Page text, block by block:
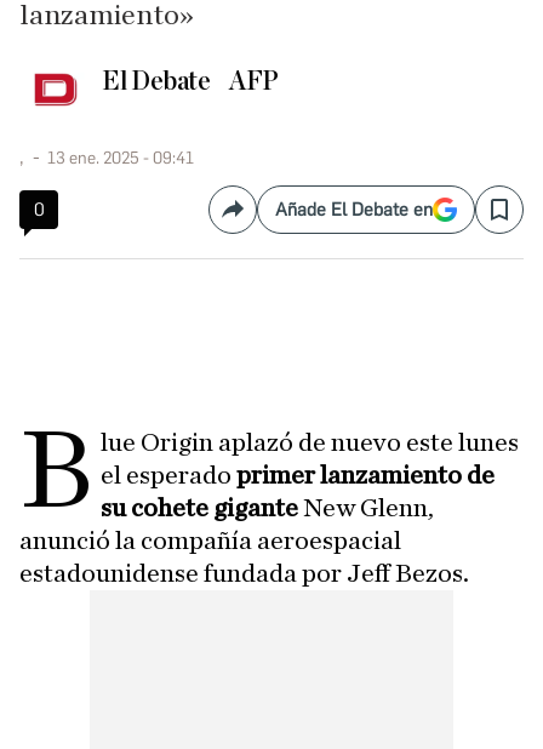
lanzamiento»
El Debate AFP
, 13 ene. 2025 - 09:41
0 CompartirAñade El Debate en Save
B lue Origin aplazó de nuevo este lunes
el esperadoprimer lanzamiento de
su cohete giganteNew Glenn,
anunció la compañía aeroespacial
estadounidense fundada por Jeff Bezos.